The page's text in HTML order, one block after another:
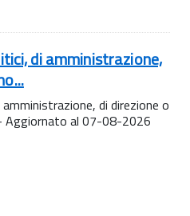
di amministrazione,
di direzione o
Aggiornato al 07-08-2026